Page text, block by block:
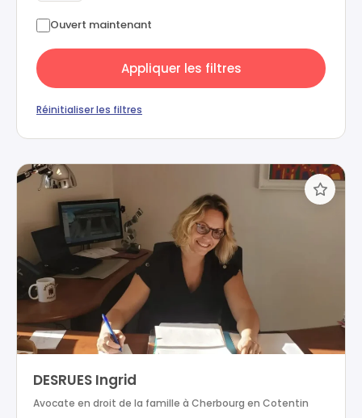
Ouvert maintenant
Appliquer les filtres
Réinitialiser les filtres
DESRUES Ingrid
Avocate en droit de la famille à Cherbourg en Cotentin